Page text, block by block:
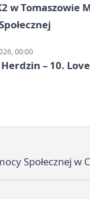
w Tomaszowie
00:00
– 10.
Społecznej